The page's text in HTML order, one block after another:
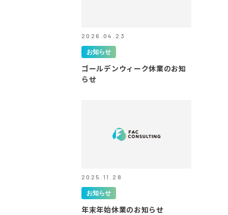
2026.04.23
お知らせ
ゴールデンウィーク休業のお知
らせ
2025.11.28
お知らせ
年末年始休業のお知らせ